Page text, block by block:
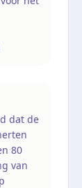
dat de
80
van